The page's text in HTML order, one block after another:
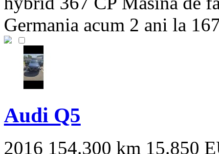
Germania acum 2 ani la
Audi Q5
2016 154.300 km 15.850